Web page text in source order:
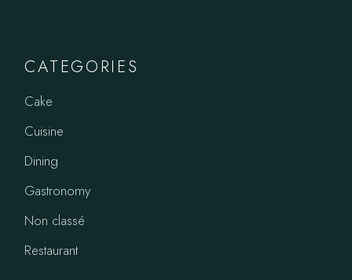
CATEGORIES
Cake
Cuisine
Dining
Gastronomy
Non classé
Restaurant